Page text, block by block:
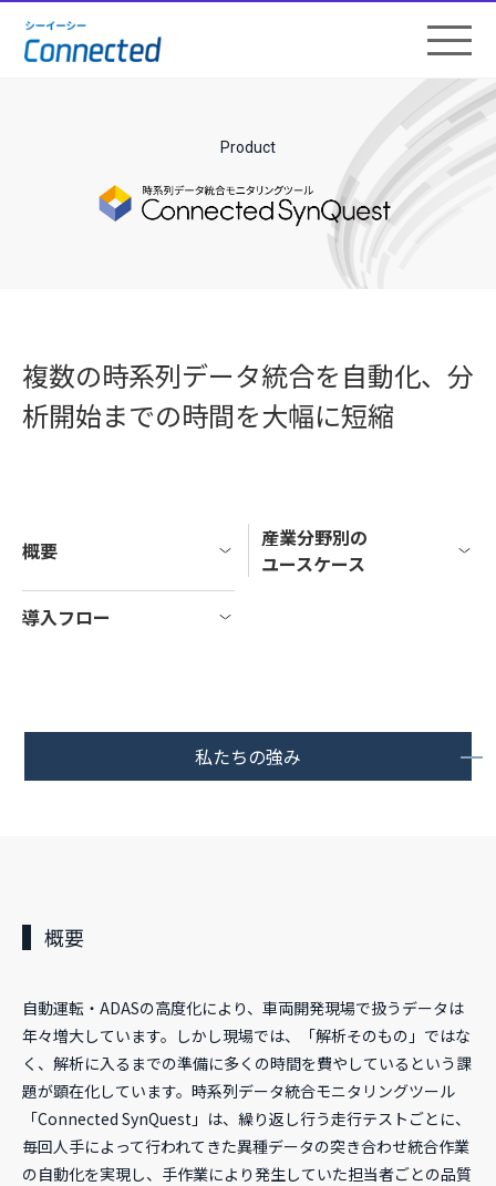
Product
複数の時系列データ統合を自動化、分
析開始までの時間を大幅に短縮
概要
産業分野別の
ユースケース
導入フロー
私たちの強み
概要
自動運転・ADASの高度化により、車両開発現場で扱うデータは
年々増大しています。しかし現場では、「解析そのもの」ではな
く、解析に入るまでの準備に多くの時間を費やしているという課
題が顕在化しています。時系列データ統合モニタリングツール
「Connected SynQuest」は、繰り返し行う走行テストごとに、
毎回人手によって行われてきた異種データの突き合わせ統合作業
の自動化を実現し、手作業により発生していた担当者ごとの品質